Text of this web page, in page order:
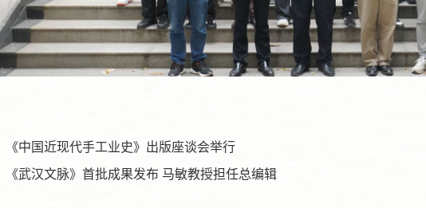
《中国近现代手工业史》出版座谈会举行
《武汉文脉》首批成果发布 马敏教授担任总编辑